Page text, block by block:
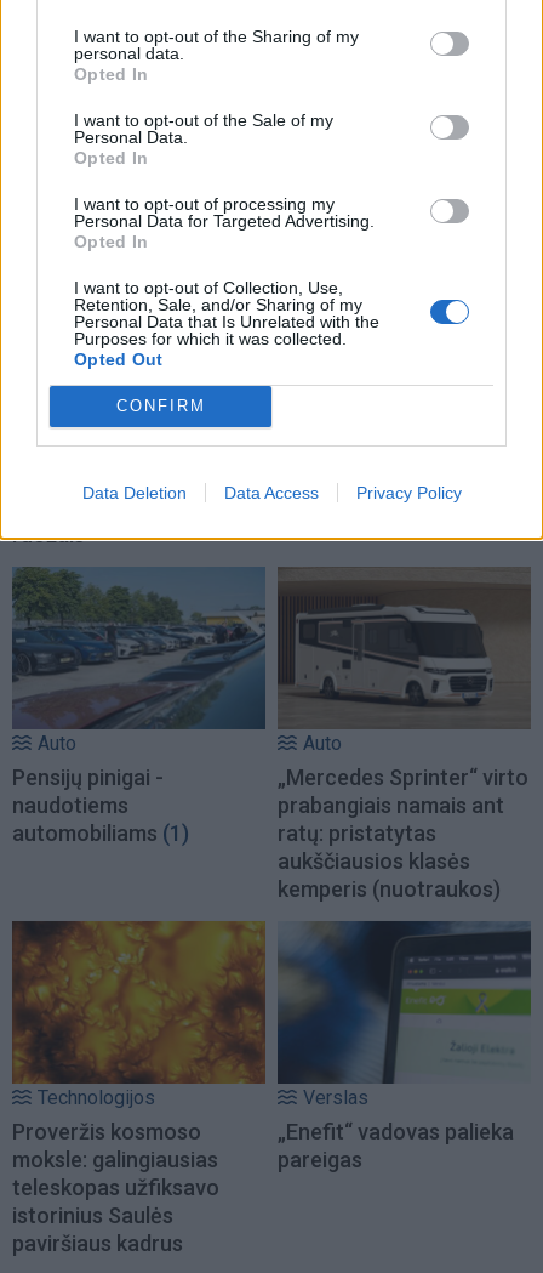
I want to opt-out of the Sharing of my
personal data.
Opted In
I want to opt-out of the Sale of my
Personal Data.
Opted In
I want to opt-out of processing my
Personal Data for Targeted Advertising.
Opted In
I want to opt-out of Collection, Use,
Retention, Sale, and/or Sharing of my
Personal Data that Is Unrelated with the
Purposes for which it was collected.
Opted Out
CONFIRM
Data Deletion Data Access Privacy Policy
Verslas
Į daugiabučio statybas
verslininkas: tai yra ateitis
Verslas
Primena, ką būtina žinoti
remontuojamais kelių
ruožais
Kinijos gamintojai veržiasi
į Lietuvos rinką: egzotika
tampa rimta konkurencija
Auto
Pensijų pinigai -
naudotiems
automobiliams (1)
Auto
„Mercedes Sprinter“ virto
prabangiais namais ant
ratų: pristatytas
aukščiausios klasės
kemperis (nuotraukos)
Technologijos
Proveržis kosmoso
moksle: galingiausias
teleskopas užfiksavo
istorinius Saulės
paviršiaus kadrus
Verslas
„Enefit“ vadovas palieka
pareigas